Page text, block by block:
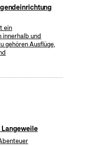
ein
innerhalb und
gehören Ausflüge,